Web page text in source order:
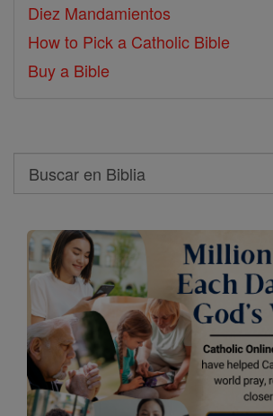
Diez Mandamientos
How to Pick a Catholic Bible
Buy a Bible
Search
Buscar
en
Biblia